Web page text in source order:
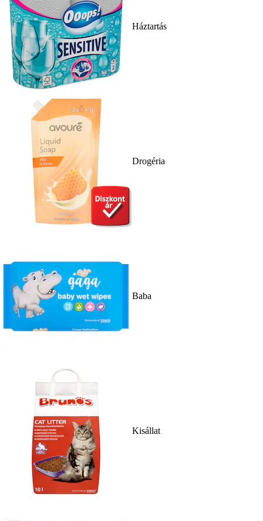
Háztartás
Drogéria
Baba
Kisállat